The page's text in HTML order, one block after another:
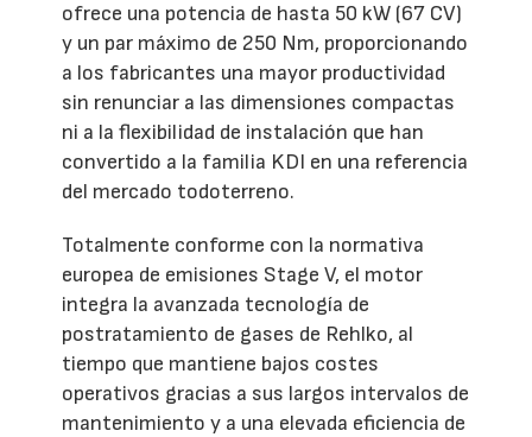
ofrece una potencia de hasta 50 kW (67 CV)
y un par máximo de 250 Nm, proporcionando
a los fabricantes una mayor productividad
sin renunciar a las dimensiones compactas
ni a la flexibilidad de instalación que han
convertido a la familia KDI en una referencia
del mercado todoterreno.
Totalmente conforme con la normativa
europea de emisiones Stage V, el motor
integra la avanzada tecnología de
postratamiento de gases de Rehlko, al
tiempo que mantiene bajos costes
operativos gracias a sus largos intervalos de
mantenimiento y a una elevada eficiencia de